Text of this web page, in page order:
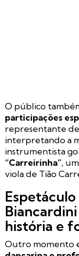
O público
participações
representante
interpretando a
instrumentista
“Carreirinha”,
viola de Tião
história e
Outro momento